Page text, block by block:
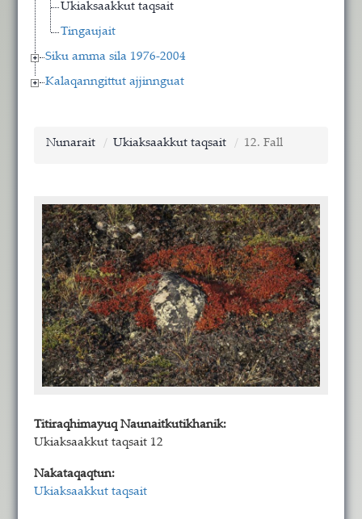
Ukiaksaakkut taqsait
Tingaujait
Siku amma sila 1976-2004
Kalaqanngittut ajjinnguat
Nunarait Ukiaksaakkut taqsait 12. Fall
Titiraqhimayuq Naunaitkutikhanik:
Ukiaksaakkut taqsait 12
Nakataqaqtun:
Ukiaksaakkut taqsait